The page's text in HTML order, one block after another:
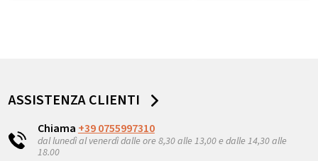
ASSISTENZA CLIENTI
Chiama +39 0755997310
dal lunedì al venerdì dalle ore 8,30 alle 13,00 e dalle 14,30 alle
18.00